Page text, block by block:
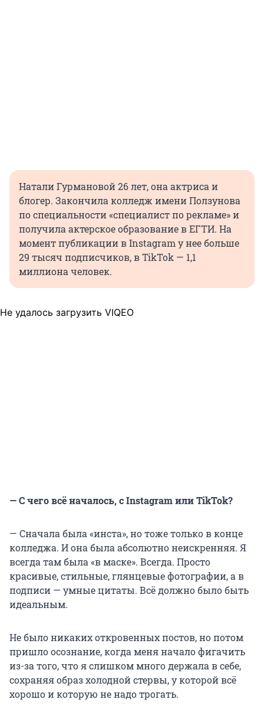
Натали Гурмановой 26 лет, она актриса и
блогер. Закончила колледж имени Ползунова
по специальности «специалист по рекламе» и
получила актерское образование в ЕГТИ. На
момент публикации в Instagram у нее больше
29 тысяч подписчиков, в TikTok — 1,1
миллиона человек.
Не удалось загрузить VIQEO
— С чего всё началось, с Instagram или TikTok?
— Сначала была «инста», но тоже только в конце
колледжа. И она была абсолютно неискренняя. Я
всегда там была «в маске». Всегда. Просто
красивые, стильные, глянцевые фотографии, а в
подписи — умные цитаты. Всё должно было быть
идеальным.
Не было никаких откровенных постов, но потом
пришло осознание, когда меня начало фигачить
из-за того, что я слишком много держала в себе,
сохраняя образ холодной стервы, у которой всё
хорошо и которую не надо трогать.